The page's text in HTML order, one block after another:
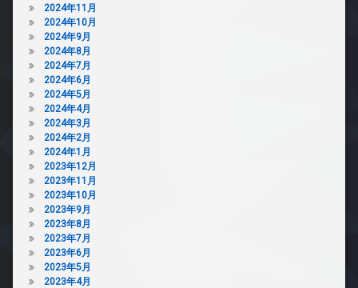
2024年11月
2024年10月
2024年9月
2024年8月
2024年7月
2024年6月
2024年5月
2024年4月
2024年3月
2024年2月
2024年1月
2023年12月
2023年11月
2023年10月
2023年9月
2023年8月
2023年7月
2023年6月
2023年5月
2023年4月